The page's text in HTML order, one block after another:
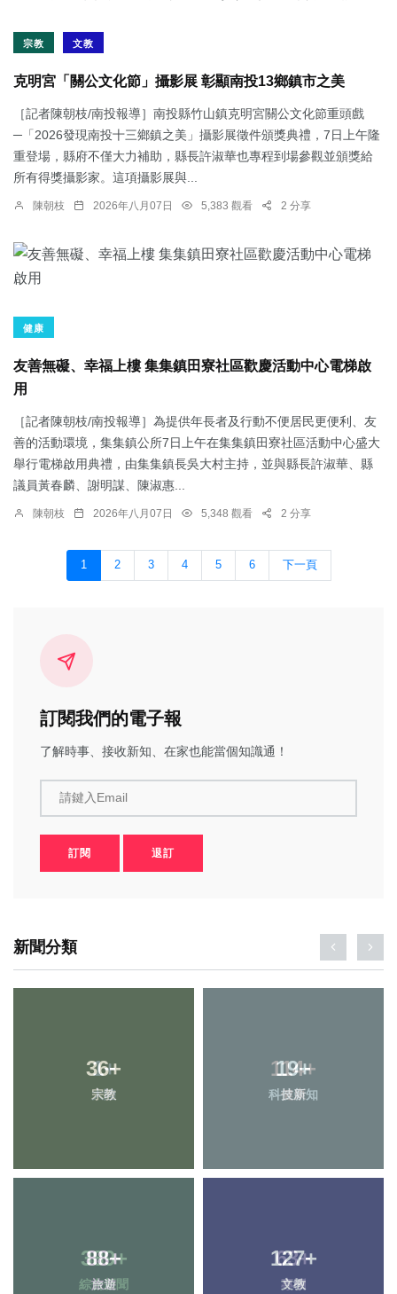
宗教 文教
克明宮「關公文化節」攝影展 彰顯南投13鄉鎮市之美
［記者陳朝枝/南投報導］南投縣竹山鎮克明宮關公文化節重頭戲
─「2026發現南投十三鄉鎮之美」攝影展徵件頒獎典禮，7日上午隆
重登場，縣府不僅大力補助，縣長許淑華也專程到場參觀並頒獎給
所有得獎攝影家。這項攝影展與...
陳朝枝 2026年八月07日 5,383 觀看 2 分享
健康
友善無礙、幸福上樓 集集鎮田寮社區歡慶活動中心電梯啟
用
［記者陳朝枝/南投報導］為提供年長者及行動不便居民更便利、友
善的活動環境，集集鎮公所7日上午在集集鎮田寮社區活動中心盛大
舉行電梯啟用典禮，由集集鎮長吳大村主持，並與縣長許淑華、縣
議員黃春麟、謝明謀、陳淑惠...
陳朝枝 2026年八月07日 5,348 觀看 2 分享
1 2 3 4 5 6 下一頁
訂閱我們的電子報
了解時事、接收新知、在家也能當個知識通！
請鍵入Email
訂閱 退訂
新聞分類
36+
宗教
19+
科技新知
88+
旅遊
127+
文教
1+
大陸
114+
健康
389+
綜合新聞
63+
專欄